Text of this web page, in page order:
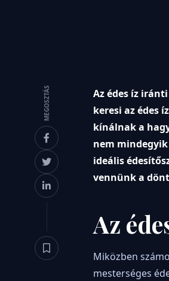
MEGOSZTÁS
Az édes íz
keresi az édes
kínálnak a
nem
ideális
vennünk a
Az
Miközben
mesterséges